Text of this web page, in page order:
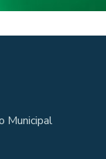
Municipal